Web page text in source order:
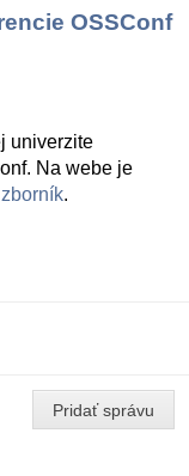
OSSConf
univerzite
Na webe je
zborník.
Pridať správu